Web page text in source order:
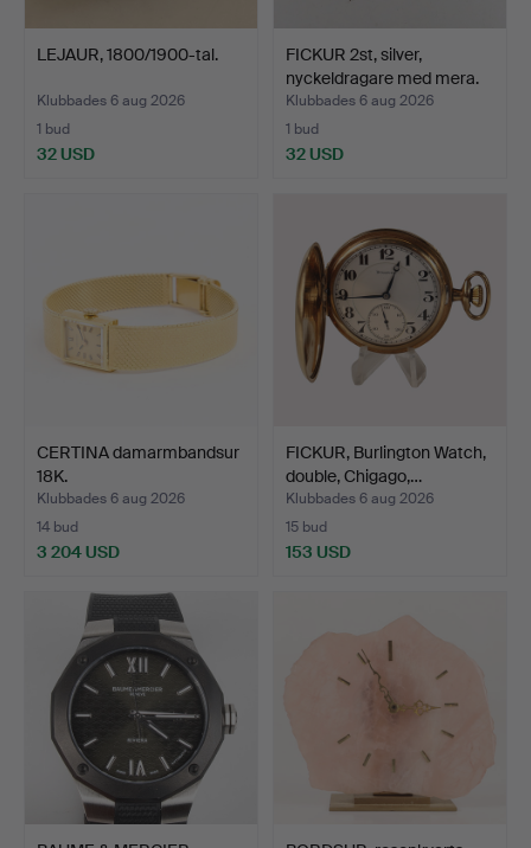
LEJAUR, 1800/1900-tal.
Klubbades 6 aug 2026
1 bud
32 USD
FICKUR 2st, silver,
nyckeldragare med mera.
Klubbades 6 aug 2026
1 bud
32 USD
CERTINA damarmbandsur
18K.
Klubbades 6 aug 2026
14 bud
3 204 USD
FICKUR, Burlington Watch,
double, Chigago,…
Klubbades 6 aug 2026
15 bud
153 USD